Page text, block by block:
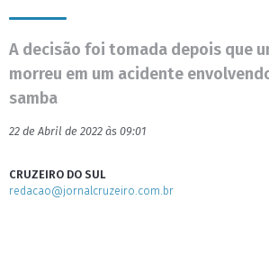
A decisão foi tomada depois que
morreu em um acidente
samba
22 de Abril de 2022 às 09:01
CRUZEIRO DO SUL
redacao@jornalcruzeiro.com.br